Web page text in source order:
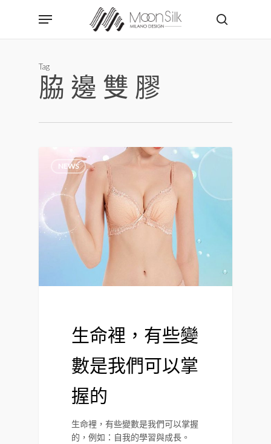
search
Menu
Tag
脇邊雙膠
NEWS
生命裡，有些變
數是我們可以掌
握的
生命裡，有些變數是我們可以掌握
的，例如：自我的學習與成長。